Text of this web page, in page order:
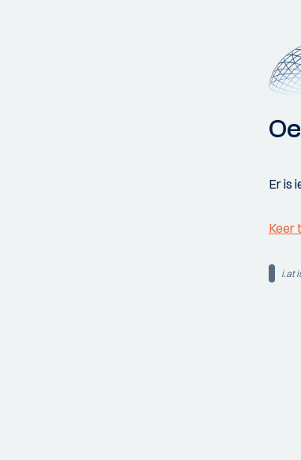
Er is
Keer
i.at